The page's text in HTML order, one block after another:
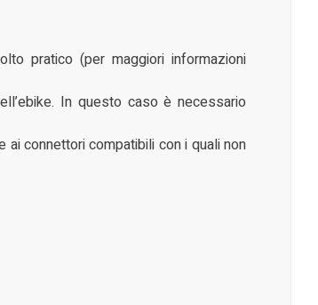
pratico (per maggiori informazioni
In questo caso è necessario
connettori compatibili con i quali non